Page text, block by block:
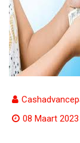
08 Maart 2023